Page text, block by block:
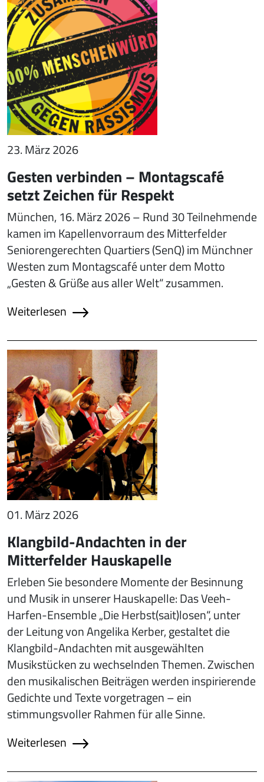
23. März 2026
Gesten verbinden – Montagscafé
setzt Zeichen für Respekt
München, 16. März 2026 – Rund 30 Teilnehmende
kamen im Kapellenvorraum des Mitterfelder
Seniorengerechten Quartiers (SenQ) im Münchner
Westen zum Montagscafé unter dem Motto
„Gesten & Grüße aus aller Welt“ zusammen.
Weiterlesen
01. März 2026
Klangbild-Andachten in der
Mitterfelder Hauskapelle
Erleben Sie besondere Momente der Besinnung
und Musik in unserer Hauskapelle: Das Veeh-
Harfen-Ensemble „Die Herbst(sait)losen“, unter
der Leitung von Angelika Kerber, gestaltet die
Klangbild-Andachten mit ausgewählten
Musikstücken zu wechselnden Themen. Zwischen
den musikalischen Beiträgen werden inspirierende
Gedichte und Texte vorgetragen – ein
stimmungsvoller Rahmen für alle Sinne.
Weiterlesen